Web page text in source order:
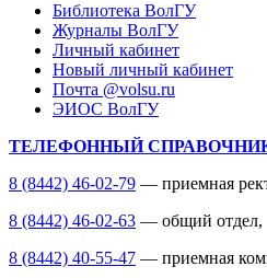
Библиотека ВолГУ
Журналы ВолГУ
Личный кабинет
Новый личный кабинет
Почта @volsu.ru
ЭИОС ВолГУ
ТЕЛЕФОННЫЙ
8 (8442) 46-02-79 — приемная
8 (8442) 46-02-63 — общий отдел,
8 (8442) 40-55-47 — приемная